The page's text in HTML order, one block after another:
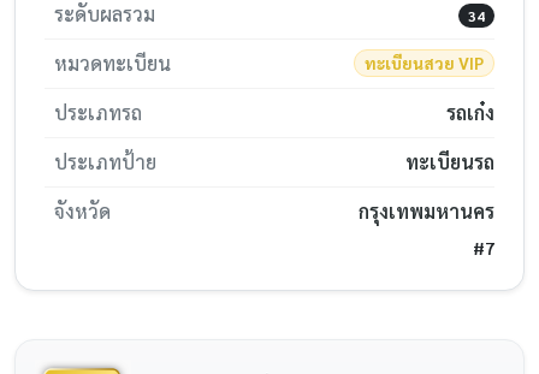
ระดับผลรวม 34
หมวดทะเบียน ทะเบียนสวย VIP
ประเภทรถ
รถเก๋ง
ประเภทป้าย
ทะเบียนรถ
จังหวัด
กรุงเทพมหานคร
#7